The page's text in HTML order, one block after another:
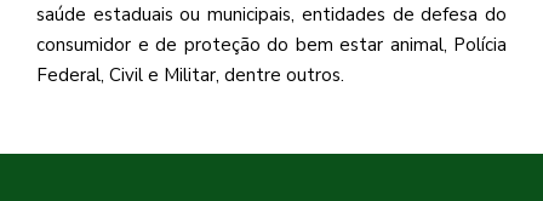
saúde estaduais ou municipais, entidades de defesa do
consumidor e de proteção do bem estar animal, Polícia
Federal, Civil e Militar, dentre outros.